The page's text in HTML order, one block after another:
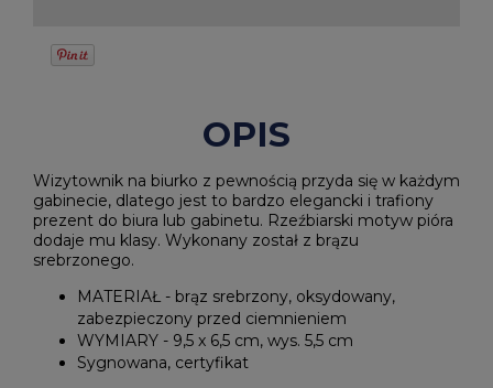
OPIS
Wizytownik na biurko z pewnością przyda się w każdym
gabinecie, dlatego jest to bardzo elegancki i trafiony
prezent do biura lub gabinetu. Rzeźbiarski motyw pióra
dodaje mu klasy. Wykonany został z brązu
srebrzonego.
MATERIAŁ - brąz srebrzony, oksydowany,
zabezpieczony przed ciemnieniem
WYMIARY - 9,5 x 6,5 cm, wys. 5,5 cm
Sygnowana, certyfikat